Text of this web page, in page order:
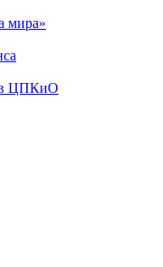
мира»
в ЦПКиО